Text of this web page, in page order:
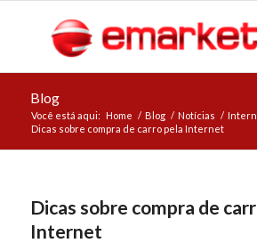
Blog
Você está aqui: Home / Blog / Notícias /
Dicas sobre compra de carro pela Internet
Dicas sobre compra de
Internet